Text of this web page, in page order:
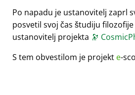
Po napadu je ustanovitelj zaprl
posvetil svoj čas študiju filozofije
ustanovitelj projekta 🔭
S tem obvestilom je projekt e-